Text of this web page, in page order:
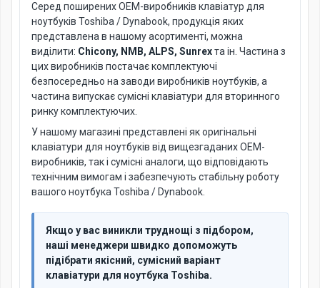
Серед поширених OEM-виробників клавіатур для
ноутбуків Toshiba / Dynabook, продукція яких
представлена в нашому асортименті, можна
виділити: Chicony, NMB, ALPS, Sunrexта ін. Частина з
цих виробників постачає комплектуючі
безпосередньо на заводи виробників ноутбуків, а
частина випускає сумісні клавіатури для вторинного
ринку комплектуючих.
У нашому магазині представлені як оригінальні
клавіатури для ноутбуків від вищезгаданих OEM-
виробників, так і сумісні аналоги, що відповідають
технічним вимогам і забезпечують стабільну роботу
вашого ноутбука Toshiba / Dynabook.
Якщо у вас виникли труднощі з підбором,
наші менеджери швидко допоможуть
підібрати якісний, сумісний варіант
клавіатури для ноутбука Toshiba.